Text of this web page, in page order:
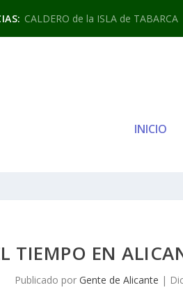
CALDERO de la ISLA de TABARCA
INICIO
TIEMPO EN
Publicado por Gente de Alicante |